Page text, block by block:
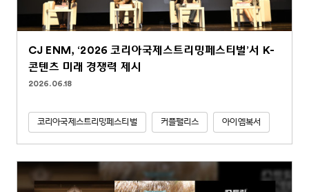
CJ ENM, ‘2026 코리아국제스트리밍페스티벌’서 K-
콘텐츠 미래 경쟁력 제시
2026.06.18
코리아국제스트리밍페스티벌 커플팰리스 아이엠복서